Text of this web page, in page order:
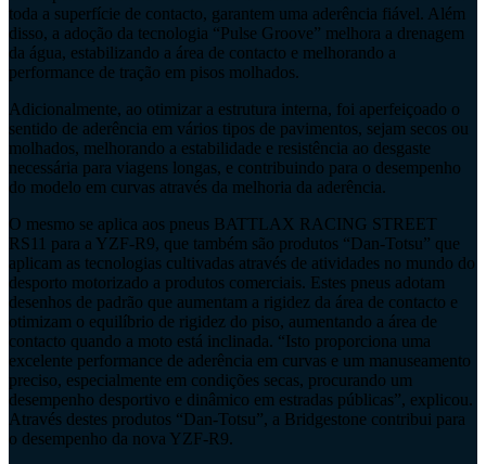
toda a superfície de contacto, garantem uma aderência fiável. Além
disso, a adoção da tecnologia “Pulse Groove” melhora a drenagem
da água, estabilizando a área de contacto e melhorando a
performance de tração em pisos molhados.
Adicionalmente, ao otimizar a estrutura interna, foi aperfeiçoado o
sentido de aderência em vários tipos de pavimentos, sejam secos ou
molhados, melhorando a estabilidade e resistência ao desgaste
necessária para viagens longas, e contribuindo para o desempenho
do modelo em curvas através da melhoria da aderência.
O mesmo se aplica aos pneus BATTLAX RACING STREET
RS11 para a YZF-R9, que também são produtos “Dan-Totsu” que
aplicam as tecnologias cultivadas através de atividades no mundo do
desporto motorizado a produtos comerciais. Estes pneus adotam
desenhos de padrão que aumentam a rigidez da área de contacto e
otimizam o equilíbrio de rigidez do piso, aumentando a área de
contacto quando a moto está inclinada. “Isto proporciona uma
excelente performance de aderência em curvas e um manuseamento
preciso, especialmente em condições secas, procurando um
desempenho desportivo e dinâmico em estradas públicas”, explicou.
Através destes produtos “Dan-Totsu”, a Bridgestone contribui para
o desempenho da nova YZF-R9.